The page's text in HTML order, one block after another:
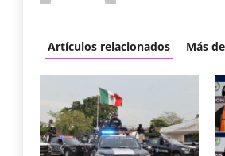
Artículos relacionados Más